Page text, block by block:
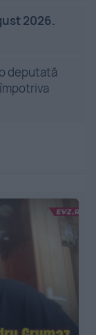
2026.
deputată